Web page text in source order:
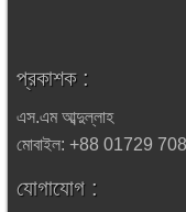
প্রকাশক :
এস.এম আব্দুল্লাহ
মোবাইল: +88 01729
যোগাযোগ :